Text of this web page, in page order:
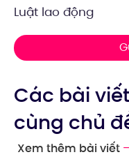
Luật lao động
Các bài
cùng chủ
Xem thêm bài viết